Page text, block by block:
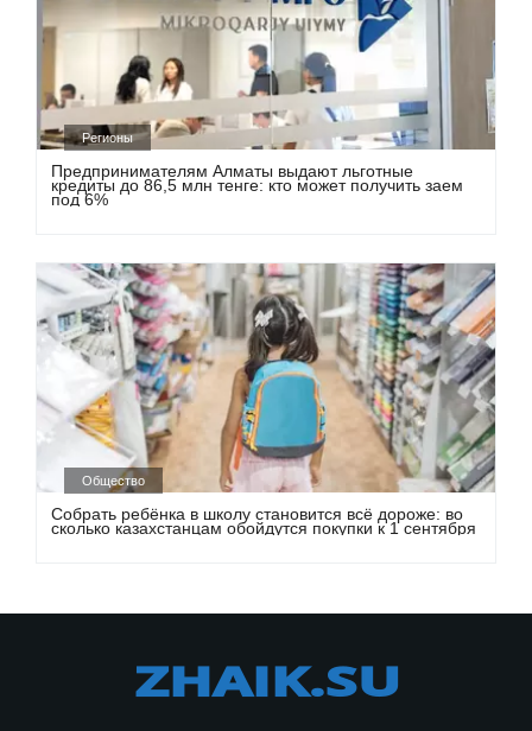
Регионы
Предпринимателям Алматы выдают льготные
кредиты до 86,5 млн тенге: кто может получить заем
под 6%
Общество
Собрать ребёнка в школу становится всё дороже: во
сколько казахстанцам обойдутся покупки к 1 сентября